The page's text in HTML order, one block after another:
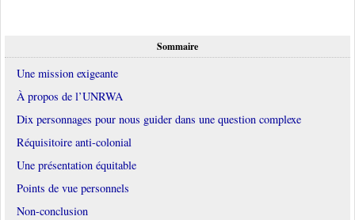
Sommaire
Une mission exigeante
À propos de l’UNRWA
Dix personnages pour nous guider dans une question complexe
Réquisitoire anti-colonial
Une présentation équitable
Points de vue personnels
Non-conclusion